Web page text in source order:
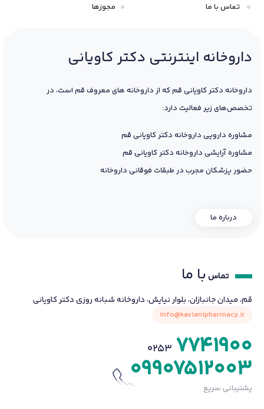
تماس با ما
مجوزها
داروخانه اینترنتی دکتر کاویانی
داروخانه دکتر کاویانی قم که از داروخانه های معروف قم است، در
تخصص‌های زیر فعالیت دارد:
مشاوره دارویی داروخانه دکتر کاویانی قم
مشاوره آرایشی داروخانه دکتر کاویانی قم
حضور پزشکان مجرب در طبقات فوقانی داروخانه
درباره ما
تماس با ما
قم، میدان جانبازان، بلوار نیایش، داروخانه شبانه روزی دکتر کاویانی
info@kavianipharmacy.ir
0253 7741900
09907512003
پشتیبانی سریع